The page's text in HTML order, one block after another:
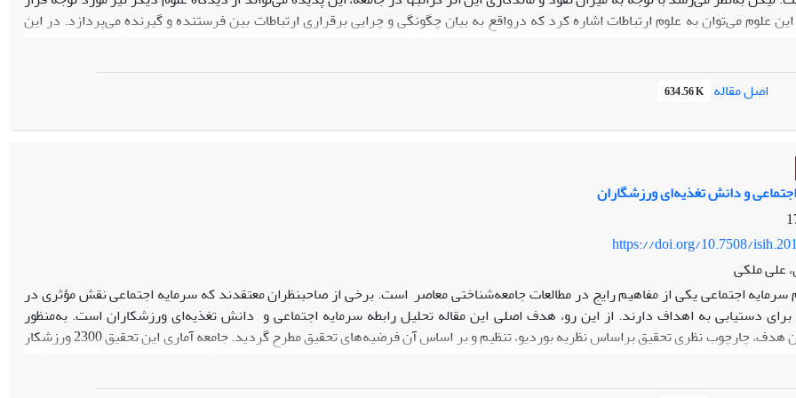
علوم می‌توان به علوم ارتباطات اشاره کرد که درواقع به بیان چگونگی و چرایی برقراری ارتباطات بین فرستنده و گیرنده می‌پردازد. در این
جنبه‌های مختلف ارتباطی در شعر حافظ، به تحلیل ارتباط‌های غیرکلامی آن می‌پردازیم؛ زیرا به‌نظر می‌رسد، تمام جنبه‌های ماندگاری شعر حافظ در
در وجوه کلامی آن خلاصه نمی‌شود و دلایل غیرکلامی نیز در این ماندگاری نقش داشته‌اند. مقاله حاضر تلاش می‌کند با تحلیل این اثر مهم از
غیرکلامی، زیرکی و چیره‌دستی صاحب اثر را در برقراری ارتباط با مخاطب، فراتر از مرزهای کلام مورد تفسیر فرهنگی قرار دهد. در این راه از
کیفی بهره جسته‌ایم.
اصل مقاله 634.56 K
و دانش تغذیه‌ای ورزشگاران
https://doi.org/10.7508/
علی ملکی
سرمایه اجتماعی یکی از مفاهیم رایج در مطالعات جامعه‌شناختی معاصر است. برخی از صاحبنظران معتقدند که سرمایه اجتماعی نقش مؤثری در
برای دستیابی به اهداف دارند. از این رو، هدف اصلی این مقاله تحلیل رابطه سرمایه اجتماعی و دانش تغذیه‌ای ورزشکاران است. به‌منظور
دستیابی به این هدف، چارچوب نظری تحقیق براساس نظریه بوردیو، تنظیم و بر اساس آن فرضیه‌های تحقیق مطرح گردید. جامعه آماری این تحقیق 2300 ورزشکار
این مقاله از روش پیمایشی و ابزار پرسشنامه جهت گردآوری داده استفاده شد. نتایج نشان می‌دهد که میان سرمایه اجتماعی و دانش تغذیه‌ای